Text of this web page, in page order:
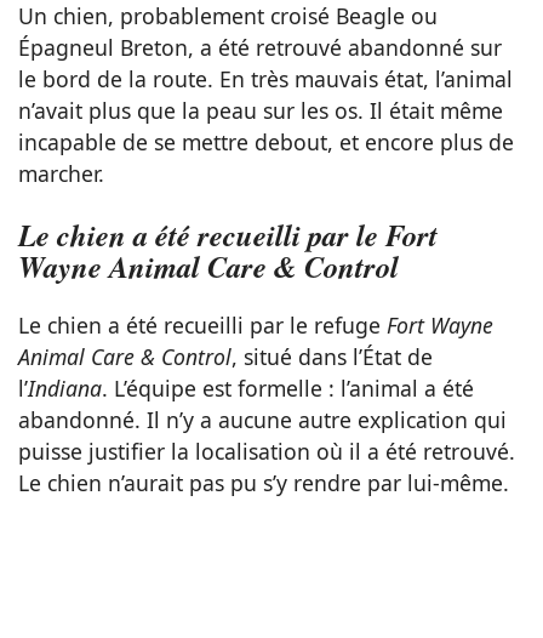
Un chien, probablement croisé Beagle ou
Épagneul Breton, a été retrouvé abandonné sur
le bord de la route. En très mauvais état, l’animal
n’avait plus que la peau sur les os. Il était même
incapable de se mettre debout, et encore plus de
marcher.
Le chien a été recueilli par le Fort
Wayne Animal Care & Control
Le chien a été recueilli par le refuge Fort Wayne
Animal Care & Control, situé dans l’État de
l’Indiana. L’équipe est formelle : l’animal a été
abandonné. Il n’y a aucune autre explication qui
puisse justifier la localisation où il a été retrouvé.
Le chien n’aurait pas pu s’y rendre par lui-même.